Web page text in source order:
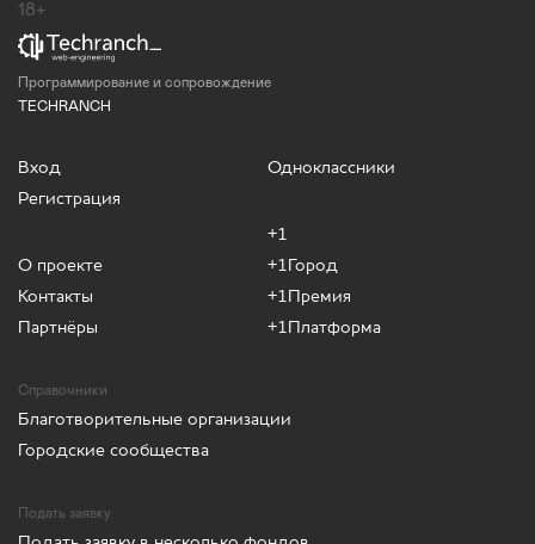
18+
Программирование и сопровождение
TECHRANCH
Вход
Регистрация
О проекте
Контакты
Партнёры
Одноклассники
+1
+1Город
+1Премия
+1Платформа
Справочники
Благотворительные организации
Городские сообщества
Подать заявку